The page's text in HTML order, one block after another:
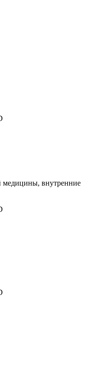
медицины, внутренние